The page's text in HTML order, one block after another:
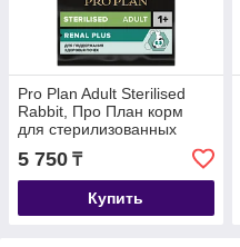
Pro Plan Adult Sterilised
Rabbit, Про План корм
для стерилизованных
кошек с кроликом,
весовой 1 кг.
5 750 ₸
Купить